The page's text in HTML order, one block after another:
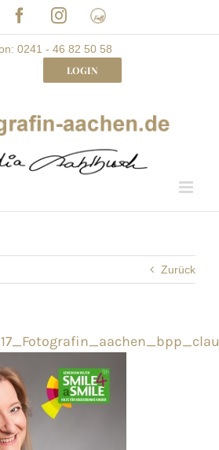
FacebookInstagram
Frau
mit
Bizz
0241 - 46 82 50 58
LOGIN
Zurück